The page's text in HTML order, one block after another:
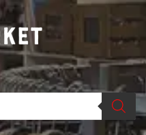
ja kivijalassa
Stupido Market on vaihtoehtomusaan
erikoistunut verkko- sekä
kivijalkakauppa Helsingissä Kallion